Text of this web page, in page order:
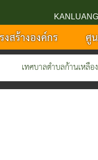
งสร้างองค์กร ศู
เทศบาลตำบลก้านเหลือง ยิ